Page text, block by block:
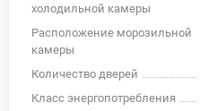
холодильной камеры
Расположение морозильной
камеры
Количество дверей
Класс энергопотребления